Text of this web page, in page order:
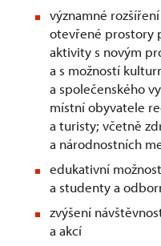
významné
otevřené prostory
aktivity s novým
a s možností
a společenského
místní obyvatele
a turisty; včetně
a národnostních
edukativní
a studenty a
zvýšení
a akcí